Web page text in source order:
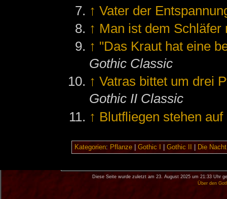
↑ Vater der
↑ Man ist dem Schläfer
↑ "Das Kraut hat eine
Gothic Classic
↑ Vatras bittet um drei
Gothic II Classic
↑ Blutfliegen stehen
Kategorien: Pflanze| Gothic I Gothic II Die
Diese Seite wurde zuletzt am 23. August 2025 um 21:33 Uhr
Über den